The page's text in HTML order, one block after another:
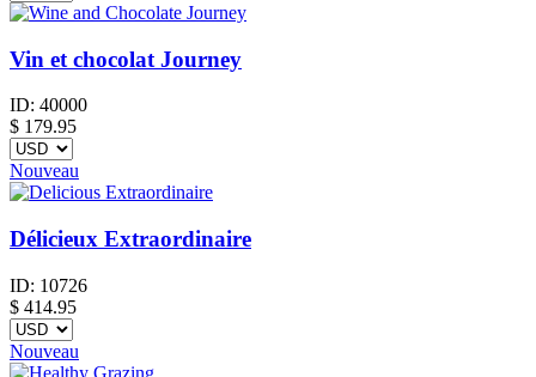
Vin et chocolat Journey
ID: 40000
$ 179.95
Nouveau
Délicieux Extraordinaire
ID: 10726
$ 414.95
Nouveau